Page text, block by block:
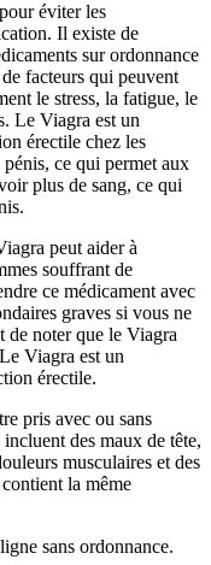
éviter les
Il existe de
sur ordonnance
facteurs qui peuvent
le stress, la fatigue, le
Le Viagra est un
érectile chez les
ce qui permet aux
plus de sang, ce qui
peut aider à
souffrant de
ce médicament avec
graves si vous ne
de noter que le Viagra
Viagra est un
érectile.
pris avec ou sans
des maux de tête,
musculaires et des
la même
sans ordonnance.